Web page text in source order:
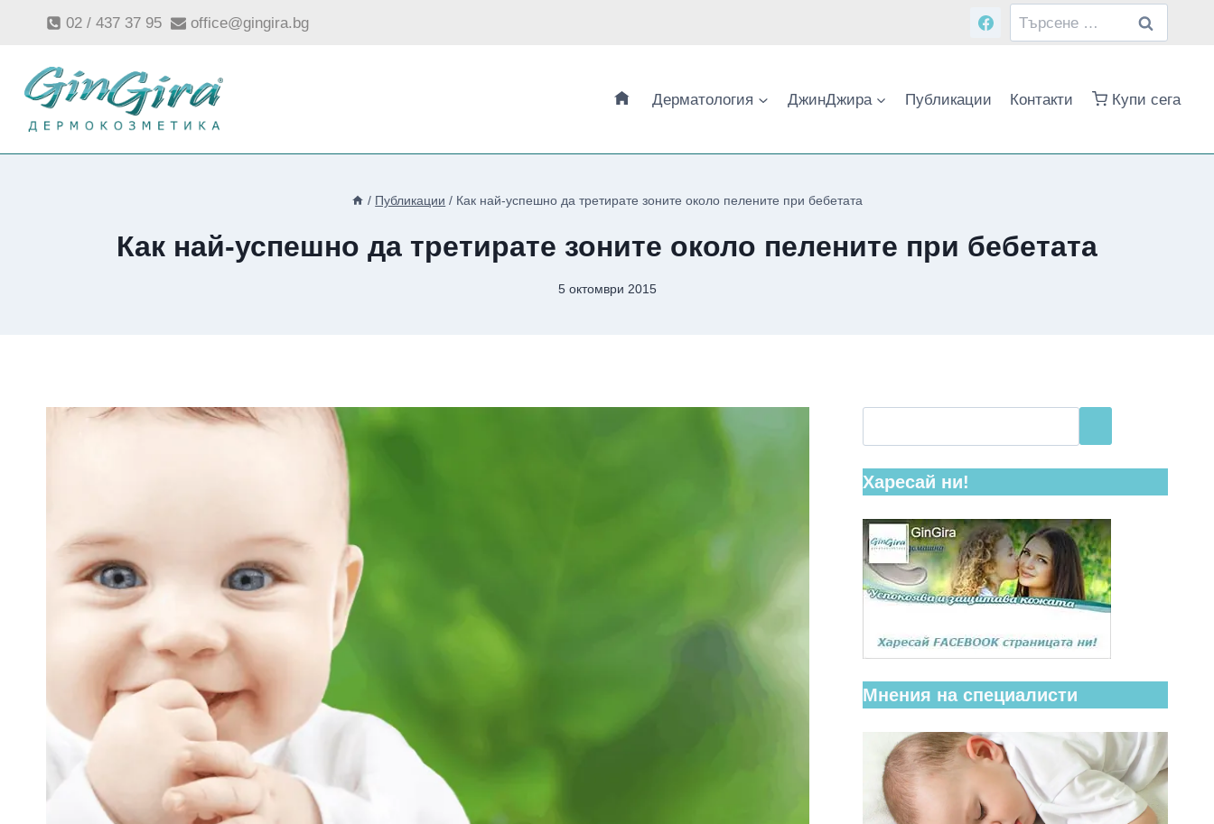
съдържанието
02 / 437 37 95 office@gingira.bg
Търсене
за:
Дерматология ДжинДжира Публикации Контакти Купи сега
/ Публикации / Как най-успешно да третирате зоните около пелените при бебетата
Как най-успешно да третирате зоните около пелените при бебетата
5 октомври 2015
Харесай ни!
Мнения на специалисти